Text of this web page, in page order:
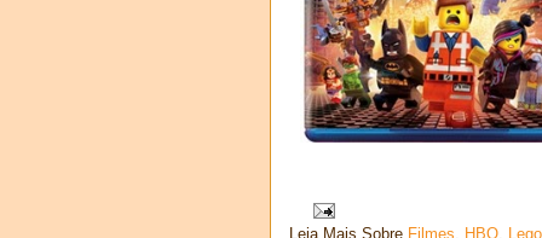
Leia Mais Sobre Filmes, HBO, Lego